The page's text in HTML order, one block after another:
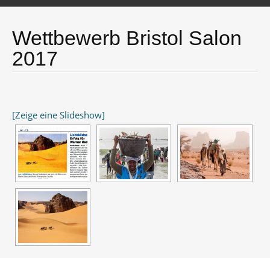
Wettbewerb Bristol Salon
2017
[Zeige eine Slideshow]